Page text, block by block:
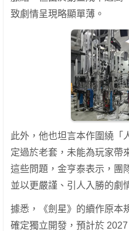
致劇情呈現略顯單薄。
此外，他也坦言本作圍繞「
定過於老套，未能為玩家帶
這些問題，金亨泰表示，團
並以更嚴謹、引人入勝的劇
據悉，《劍星》的續作原本
確定獨立開發，預計於 2027